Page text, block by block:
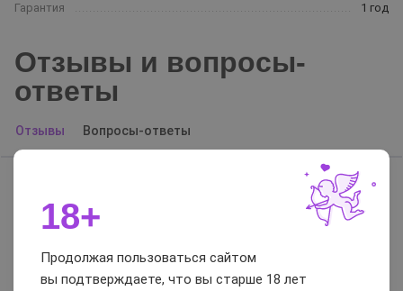
Гарантия
1 год
Отзывы и вопросы-
ответы
Отзывы Вопросы-ответы
Достоинства: Пять режимов, мощная работа
18+
Продолжая пользоваться сайтом
вы подтверждаете, что вы старше 18 лет